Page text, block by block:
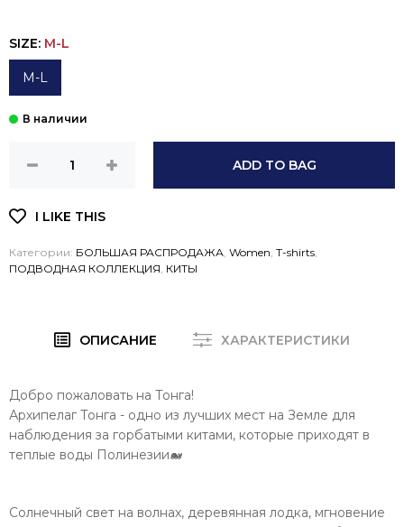
SIZE: M-L
M-L
ADD TO BAG
Категории: БОЛЬШАЯ РАСПРОДАЖА Women T-shirts
ПОДВОДНАЯ КОЛЛЕКЦИЯ КИТЫ
ОПИСАНИЕ ХАРАКТЕРИСТИКИ
Добро пожаловать на Тонга!
Архипелаг Тонга - одно из лучших мест на Земле для
наблюдения за горбатыми китами, которые приходят в
теплые воды Полинезии🐋
Солнечный свет на волнах, деревянная лодка, мгновение